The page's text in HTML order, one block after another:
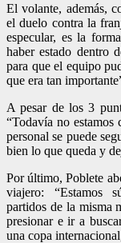
El volante, además,
el duelo contra la
especular, es la
haber estado dentro
para que el equipo
que era tan
A pesar de los 3
“Todavía no
personal se puede
bien lo que queda y
Por último, Poblete
viajero: “Estamos
partidos de la misma
presionar e ir a
una copa